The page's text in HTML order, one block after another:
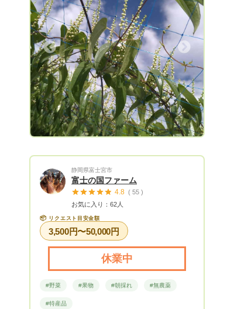
菜・果物を食べてみたい方、一風変わった
ものを試したいという方は是非お気軽にご
質問くださいませ。 お気に入り登録して
いただけるとメールマガジンが送りやすく
なるため、ご登録いただけると幸いです。
Next
静岡県富士宮市
富士の国ファーム
4.8 ( 55 )
お気に入り：62人
📦 リクエスト目安金額
3,500円〜50,000円
休業中
#野菜 #果物 #朝採れ #無農薬
#特産品